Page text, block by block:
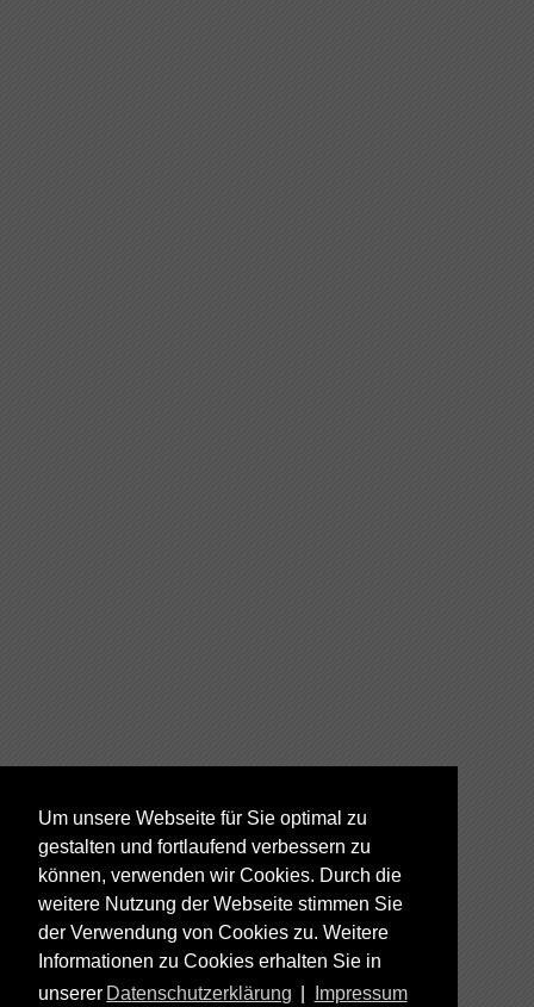
Um unsere Webseite für Sie optimal zu
gestalten und fortlaufend verbessern zu
können, verwenden wir Cookies. Durch die
weitere Nutzung der Webseite stimmen Sie
der Verwendung von Cookies zu. Weitere
Informationen zu Cookies erhalten Sie in
unserer Datenschutzerklärung Impressum